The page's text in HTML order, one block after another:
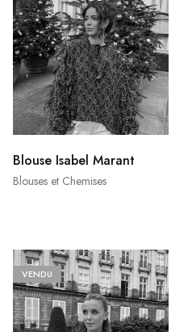
Blouses et Chemises
Blouse Isabel Marant
VENDU